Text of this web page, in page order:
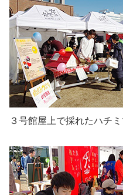
３号館屋上で採れたハチ